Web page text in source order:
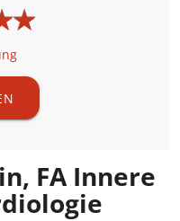
★
★
FA Innere